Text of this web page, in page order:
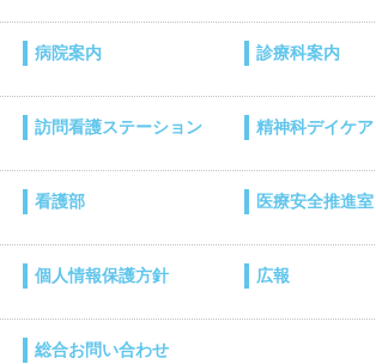
病院案内 診療科案内
訪問看護ステーション 精神科デイケア
看護部 医療安全推進室
個人情報保護方針 広報
総合お問い合わせ